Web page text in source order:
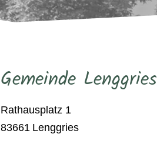
Gemeinde Lenggries
Rathausplatz 1
83661 Lenggries